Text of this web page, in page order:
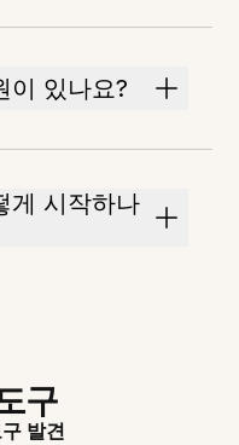
이 있나요?
게 시작하나
구
발견